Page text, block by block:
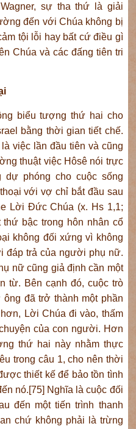
sự tha thứ là giải
đến với Chúa không bị
tội lỗi hay bất cứ điều gì
Chúa và các đấng tiên tri
biểu tượng thứ hai cho
bằng thời gian tiết chế.
việc lần đầu tiên và cũng
thuật việc Hôsê nói trực
phóng cho cuộc sống
với vợ chỉ bắt đầu sau
Lời Đức Chúa (x. Hs 1,1;
thứ bậc trong hôn nhân cổ
không đối xứng vì không
đáp trả của người phụ nữ.
nữ cũng giả định cần một
từ. Bên cạnh đó, cuộc trò
đã trở thành một phần
Lời Chúa đi vào, thấm
của con người. Hơn
thứ hai này nhằm thực
trong câu 1, cho nên thời
thiết kế để bảo tồn tình
nó.[75] Nghĩa là cuộc đối
đến một tiến trình thanh
chứ không phải là trừng